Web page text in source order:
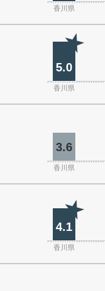
香川県
5.0
香川県
3.6
香川県
4.1
香川県